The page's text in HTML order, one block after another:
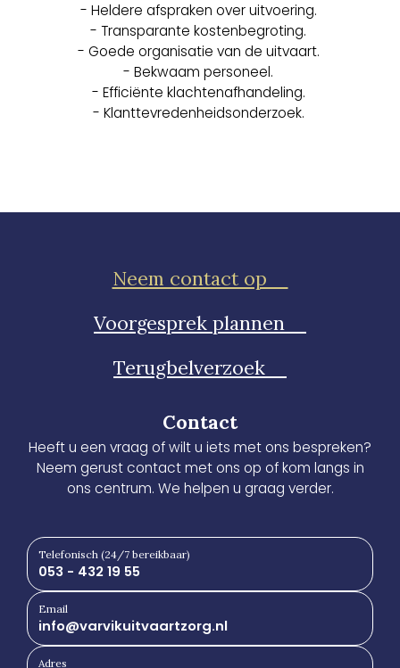
- Heldere afspraken over uitvoering.
- Transparante kostenbegroting.
- Goede organisatie van de uitvaart.
- Bekwaam personeel.
- Efficiënte klachtenafhandeling.
- Klanttevredenheidsonderzoek.
Neem contact op
Voorgesprek plannen
Terugbelverzoek
Contact
Heeft u een vraag of wilt u iets met ons bespreken?
Neem gerust contact met ons op of kom langs in
ons centrum. We helpen u graag verder.
Telefonisch (24/7 bereikbaar)
053 - 432 19 55
Email
info@varvikuitvaartzorg.nl
Adres